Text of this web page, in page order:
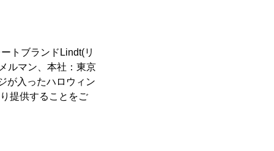
トブランドLindt(リ
ルマン、本社：東京
が入ったハロウィン
提供することをご